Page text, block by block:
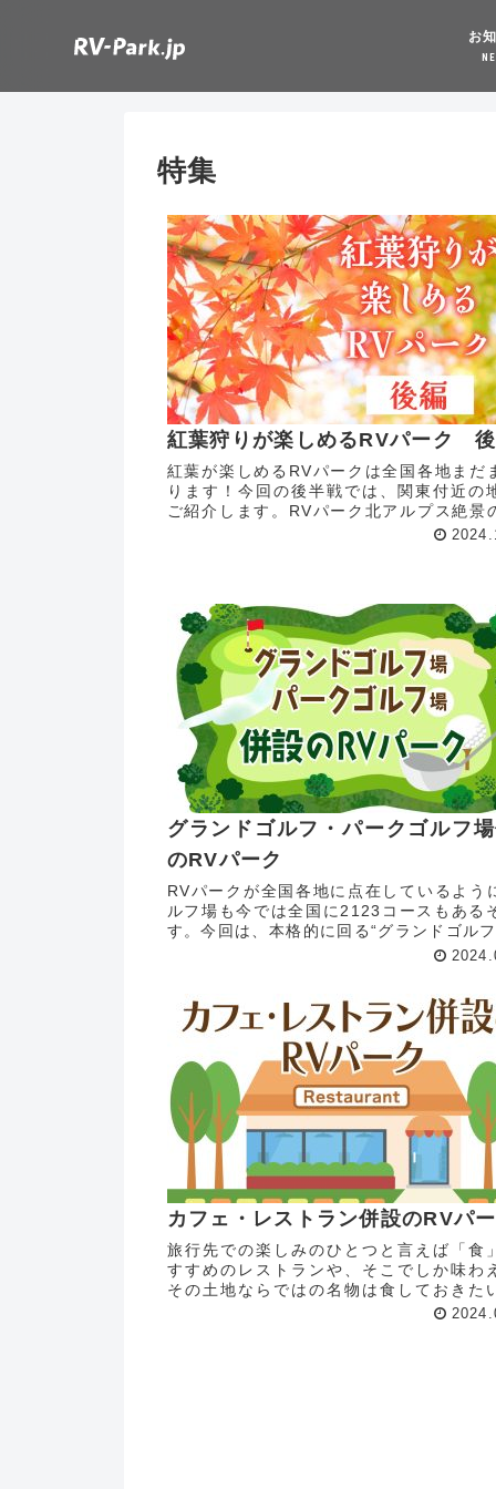
お
特集
紅葉狩りが楽しめるRVパーク
紅葉が楽しめるRVパークは全国各地まだ
ります！今回の後半戦では、関東付近の
ご紹介します。RVパーク北アルプス絶景
りん館 ＠長野県上水内郡小川村1日1台
グランドゴルフ・パークゴルフ
のRVパーク
RVパークが全国各地に点在しているよう
ルフ場も今では全国に2123コースもある
す。今回は、本格的に回る“グランドゴル
初心者も無理なく楽しめる“パークゴルフ”
カフェ・レストラン併設のRVパ
旅行先での楽しみのひとつと言えば「食
すすめのレストランや、そこでしか味わ
その土地ならではの名物は食しておきた
ろですよね！わざわざお食事処を探さな